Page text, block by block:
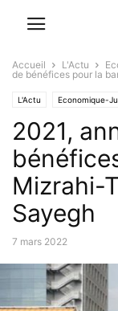
Accueil L'Actu
de bénéfices pour la
L'Actu Economique-
2021,
Mizrahi-
Sayegh
7 mars 2022